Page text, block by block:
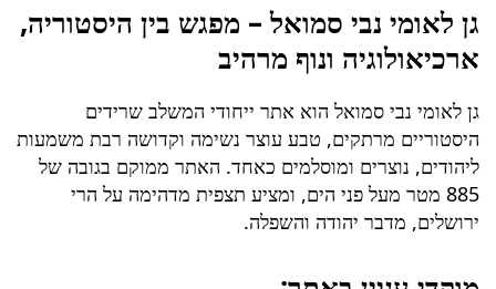
משך מסלול אורך המסלול
זמן מומלץ דירוג גולשים
גן לאומי נבי סמואל – מפגש בין היסטוריה,
ארכיאולוגיה ונוף מרהיב
גן לאומי נבי סמואל הוא אתר ייחודי המשלב שרידים
היסטוריים מרתקים, טבע עוצר נשימה וקדושה רבת משמעות
ליהודים, נוצרים ומוסלמים כאחד. האתר ממוקם בגובה של
885 מטר מעל פני הים, ומציע תצפית מדהימה על הרי
ירושלים, מדבר יהודה והשפלה.